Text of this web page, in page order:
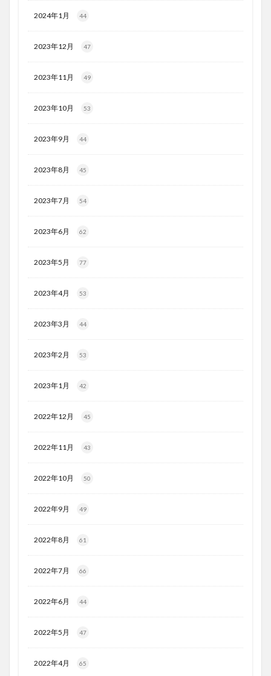
2024年1月 44
2023年12月 47
2023年11月 49
2023年10月 53
2023年9月 44
2023年8月 45
2023年7月 54
2023年6月 62
2023年5月 77
2023年4月 53
2023年3月 44
2023年2月 53
2023年1月 42
2022年12月 45
2022年11月 43
2022年10月 50
2022年9月 49
2022年8月 61
2022年7月 66
2022年6月 44
2022年5月 47
2022年4月 65